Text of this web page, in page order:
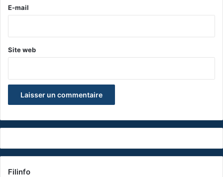
e
E-mail
Site web
Filinfo